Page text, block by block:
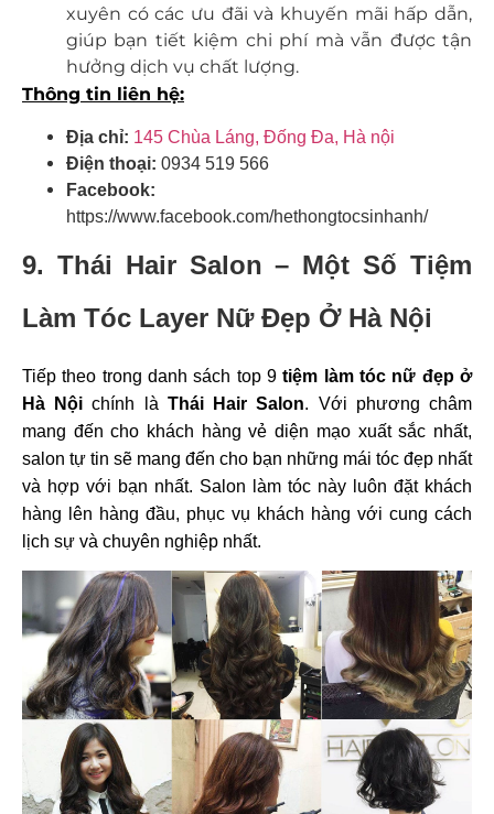
xuyên có các ưu đãi và khuyến mãi hấp dẫn,
giúp bạn tiết kiệm chi phí mà vẫn được tận
hưởng dịch vụ chất lượng.
Thông tin liên hệ:
Địa chỉ: 145 Chùa Láng, Đống Đa, Hà nội
Điện thoại: 0934 519 566
Facebook:
https://www.facebook.com/hethongtocsinhanh/
9. Thái Hair Salon – Một Số Tiệm
Làm Tóc Layer Nữ Đẹp Ở Hà Nội
Tiếp theo trong danh sách top 9tiệm làm tóc nữ đẹp ở
Hà Nộichính là Thái Hair Salon. Với phương châm
mang đến cho khách hàng vẻ diện mạo xuất sắc nhất,
salon tự tin sẽ mang đến cho bạn những mái tóc đẹp nhất
và hợp với bạn nhất. Salon làm tóc này luôn đặt khách
hàng lên hàng đầu, phục vụ khách hàng với cung cách
lịch sự và chuyên nghiệp nhất.